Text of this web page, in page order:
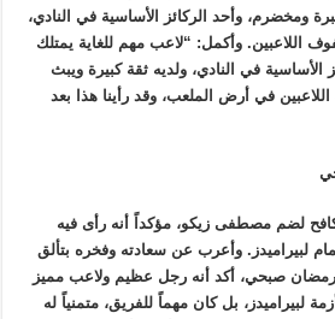
ومخضرم، وأحد الركائز الأساسية في النادي،
اللاعبين. وأكمل: “لاعب مهم للغاية يمتلك
الأساسية في النادي، ولديه ثقة كبيرة ويبث
في أرض الملعب، وقد رأينا هذا بعد
لضم مصطفى زيكو، مؤكداً أنه رأى فيه
لبيراميدز. وأعرب عن سعادته وفخره بتألق
صبحي، أكد أنه رجل عظيم ولاعب مميز
لبيراميدز، بل كان مهماً للفريق، متمنياً له